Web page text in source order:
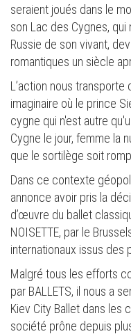
seraient joués dans le
son Lac des Cygnes,
Russie de son vivant,
romantiques un siècle
L’action nous
imaginaire où le prince
cygne qui n'est autre
Cygne le jour, femme la
que le sortilège soit
Dans ce contexte
annonce avoir pris la
d’œuvre du ballet
NOISETTE, par le
internationaux issus des
Malgré tous les efforts
par BALLETS, il nous a
Kiev City Ballet dans les
société prône depuis